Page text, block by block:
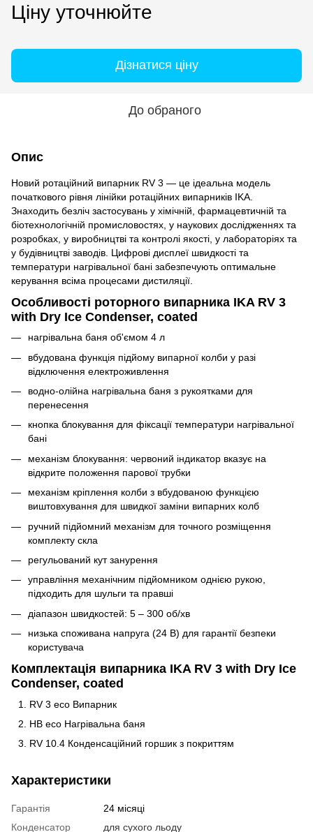
Ціну уточнюйте
Дізнатися ціну
До обраного
Опис
Новий ротаційний випарник RV 3 — це ідеальна модель
початкового рівня лінійки ротаційних випарників IKA.
Знаходить безліч застосувань у хімічній, фармацевтичній та
біотехнологічній промисловостях, у наукових дослідженнях та
розробках, у виробництві та контролі якості, у лабораторіях та
у будівництві заводів. Цифрові дисплеї швидкості та
температури нагрівальної бані забезпечують оптимальне
керування всіма процесами дистиляції.
Особливості роторного випарника IKA RV 3
with Dry Ice Condenser, coated
нагрівальна баня об'ємом 4 л
вбудована функція підйому випарної колби у разі
відключення електроживлення
водно-олійна нагрівальна баня з рукоятками для
перенесення
кнопка блокування для фіксації температури нагрівальної
бані
механізм блокування: червоний індикатор вказує на
відкрите положення парової трубки
механізм кріплення колби з вбудованою функцією
виштовхування для швидкої заміни випарних колб
ручний підйомний механізм для точного розміщення
комплекту скла
регульований кут занурення
управління механічним підйомником однією рукою,
підходить для шульги та правші
діапазон швидкостей: 5 – 300 об/хв
низька споживана напруга (24 В) для гарантії безпеки
користувача
Комплектація випарника IKA RV 3 with Dry Ice
Condenser, coated
RV 3 eco Випарник
HB eco Нагрівальна баня
RV 10.4 Конденсаційний горшик з покриттям
Характеристики
Гарантія
24 місяці
Конденсатор
для сухого льоду